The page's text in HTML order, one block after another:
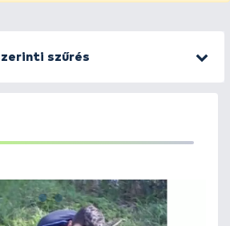
szűrés
1 2